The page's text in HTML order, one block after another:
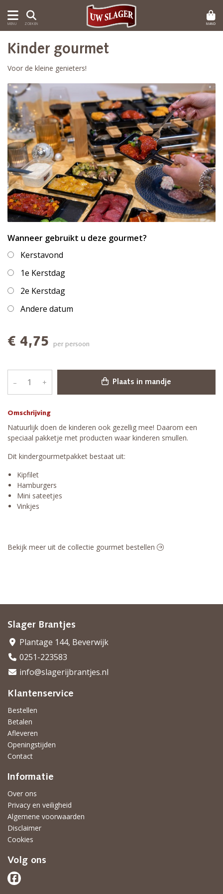
MENU ZOEKEN MAND
Omschrijving
Natuurlijk doen de kinderen ook gezellig mee! Daarom een
speciaal pakketje met producten waar kinderen smullen.
Dit kindergourmetpakket bestaat uit:
Kipfilet
Hamburgers
Mini sateetjes
Vinkjes
Kinder gourmet
Voor de kleine genieters!
Wanneer gebruikt u deze gourmet?
Kerstavond
1e Kerstdag
2e Kerstdag
Andere datum
€ 4,75 per persoon
– + Plaats in mandje
Bekijk meer uit de collectie gourmet bestellen
Slager Brantjes
Plantage 144, Beverwijk
0251-223583
info@slagerijbrantjes.nl
Klantenservice
Bestellen
Betalen
Afleveren
Openingstijden
Contact
Informatie
Over ons
Privacy en veiligheid
Algemene voorwaarden
Disclaimer
Cookies
Volg ons